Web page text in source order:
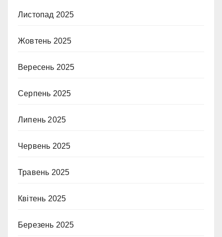
Листопад 2025
Жовтень 2025
Вересень 2025
Серпень 2025
Липень 2025
Червень 2025
Травень 2025
Квітень 2025
Березень 2025